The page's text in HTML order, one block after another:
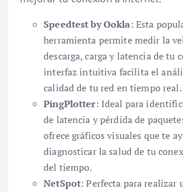
Speedtest by Ookla: Esta
herramienta permite medir la
descarga, carga y latencia de tu
interfaz intuitiva facilita el
calidad de tu red en tiempo real.
PingPlotter: Ideal para
de latencia y pérdida de
ofrece gráficos visuales que te
diagnosticar la salud de tu
del tiempo.
NetSpot: Perfecta para realizar